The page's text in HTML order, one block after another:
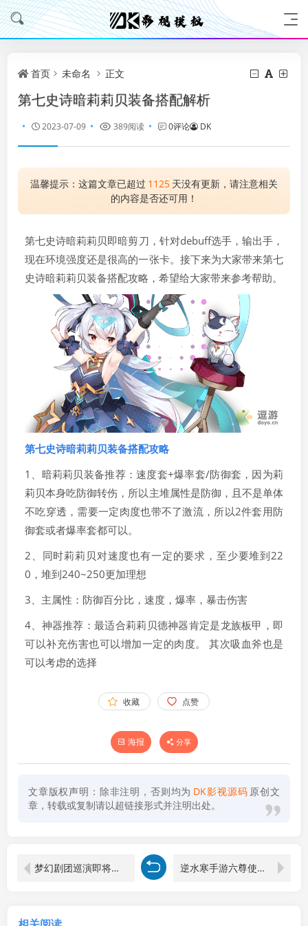
首页 未命名 正文
第七史诗暗莉莉贝装备搭配解析
2023-07-09 389阅读 0评论 DK
温馨提示：这篇文章已超过 1125 天没有更新，请注意相关
的内容是否还可用！
第七史诗暗莉莉贝即暗剪刀，针对debuff选手，输出手，
现在环境强度还是很高的一张卡。接下来为大家带来第七
史诗暗莉莉贝装备搭配攻略，希望给大家带来参考帮助。
第七史诗暗莉莉贝装备搭配攻略
1、暗莉莉贝装备推荐：速度套+爆率套/防御套，因为莉
莉贝本身吃防御转伤，所以主堆属性是防御，且不是单体
不吃穿透，需要一定肉度也带不了激流，所以2件套用防
御套或者爆率套都可以。
2、同时莉莉贝对速度也有一定的要求，至少要堆到22
0，堆到240~250更加理想
3、主属性：防御百分比，速度，爆率，暴击伤害
4、神器推荐：最适合莉莉贝德神器肯定是龙族板甲，即
可以补充伤害也可以增加一定的肉度。 其次吸血斧也是
可以考虑的选择
收藏 点赞
海报 分享
文章版权声明：除非注明，否则均为 DK影视源码 原创文
章，转载或复制请以超链接形式并注明出处。
梦幻剧团巡演即将启程！《依露希尔：星晓》今日正式开启AppStore预订 逆水寒手游六尊使打法解析